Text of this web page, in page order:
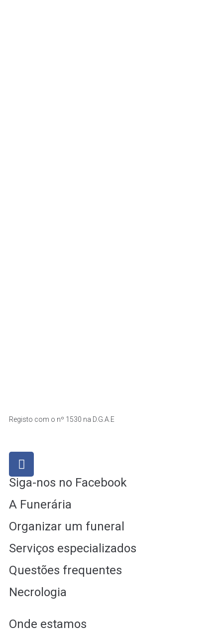
Registo com o nº 1530 na D.G.A.E
Siga-nos no Facebook
A Funerária
Organizar um funeral
Serviços especializados
Questões frequentes
Necrologia
Onde estamos